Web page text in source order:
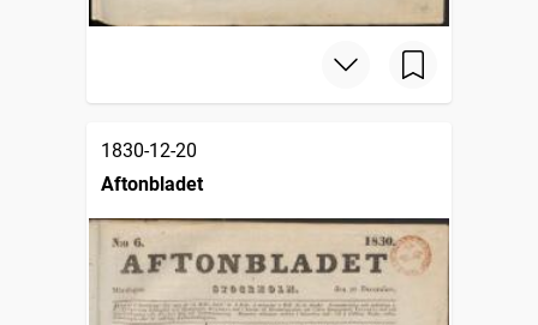
1830-12-20
Aftonbladet